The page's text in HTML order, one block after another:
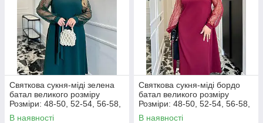
Святкова сукня-міді зелена
батал великого розміру
Розміри: 48-50, 52-54, 56-58,
60-62
В наявності
Святкова сукня-міді бордо
батал великого розміру
Розміри: 48-50, 52-54, 56-58,
60-62
В наявності